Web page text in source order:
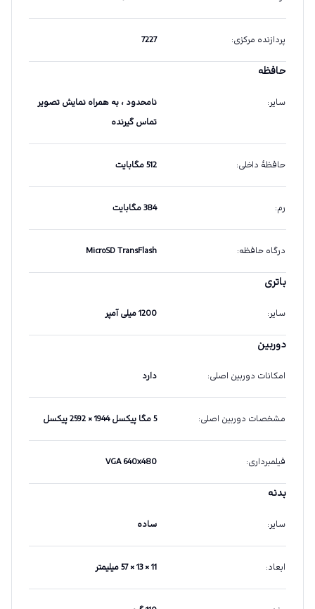
پردازنده مرکزی:
7227
حافظه
سایر:
نامحدود ، به همراه نمایش تصویر
تماس گیرنده
حافظهٔ داخلی: 512 مگابایت
رم: 384 مگابایت
درگاه حافظه:
MicroSD TransFlash
باتری
سایر: 1200 میلی آمپر
دوربین
امکانات دوربین اصلی: دارد
مشخصات دوربین اصلی: 5 مگا پیکسل 1944 × 2592 پیکسل
فیلمبرداری:
VGA 640x480
بدنه
سایر: ساده
ابعاد: 11 × 13 × 57 میلیمتر